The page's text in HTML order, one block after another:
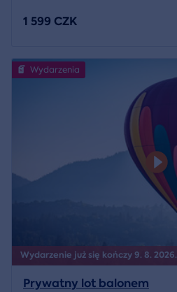
1 599 CZK
Wydarzenie już się kończy 9. 8. 2026.
Wydarzenia
Prywatny lot balonem